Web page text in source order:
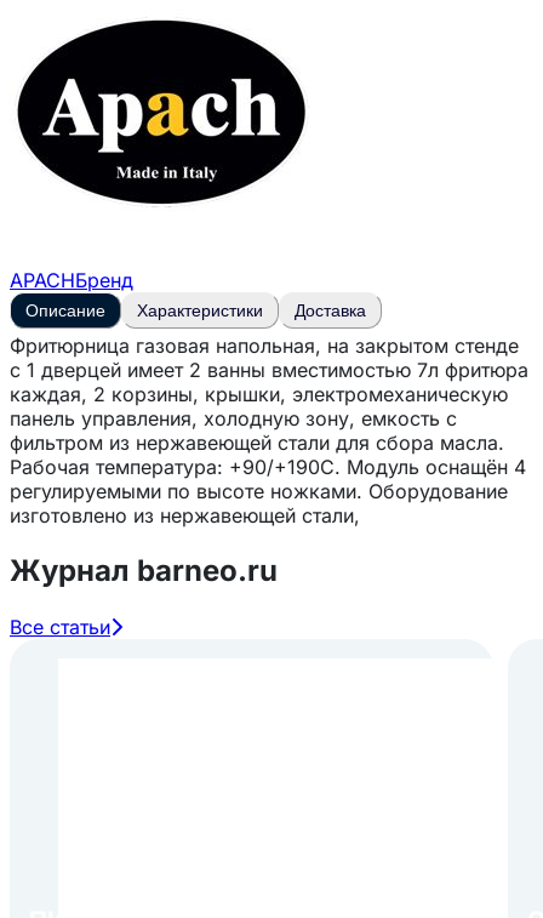
APACHБренд
Описание Характеристики Доставка
Фритюрница газовая напольная, на закрытом стенде
с 1 дверцей имеет 2 ванны вместимостью 7л фритюра
каждая, 2 корзины, крышки, электромеханическую
панель управления, холодную зону, емкость с
фильтром из нержавеющей стали для сбора масла.
Рабочая температура: +90/+190С. Модуль оснащён 4
регулируемыми по высоте ножками. Оборудование
изготовлено из нержавеющей стали,
Журнал barneo.ru
Все статьи